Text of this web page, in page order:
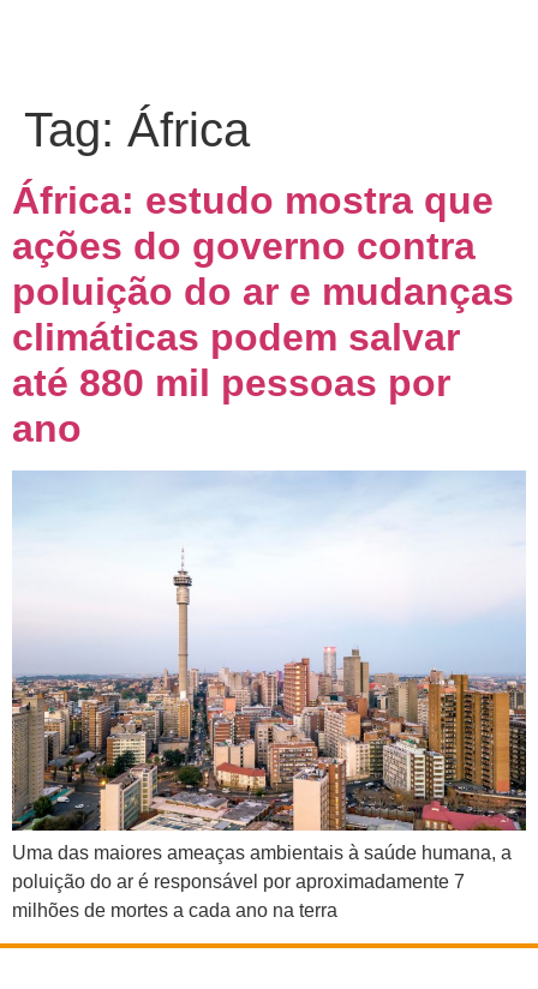
Tag: África
África: estudo mostra que
ações do governo contra
poluição do ar e mudanças
climáticas podem salvar
até 880 mil pessoas por
ano
Uma das maiores ameaças ambientais à saúde humana, a
poluição do ar é responsável por aproximadamente 7
milhões de mortes a cada ano na terra